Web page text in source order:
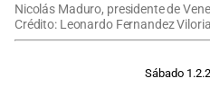
Nicolás Maduro, presidente de
Crédito: Leonardo Fernandez
Sábado